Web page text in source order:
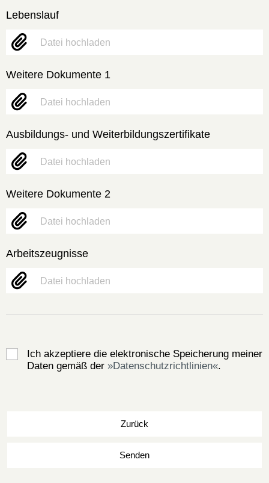
Lebenslauf
Datei hochladen
Weitere Dokumente 1
Datei hochladen
Ausbildungs- und Weiterbildungszertifikate
Datei hochladen
Weitere Dokumente 2
Datei hochladen
Arbeitszeugnisse
Datei hochladen
Ich akzeptiere die elektronische Speicherung meiner
Daten gemäß der
Datenschutzrichtlinien .
Zurück
Senden